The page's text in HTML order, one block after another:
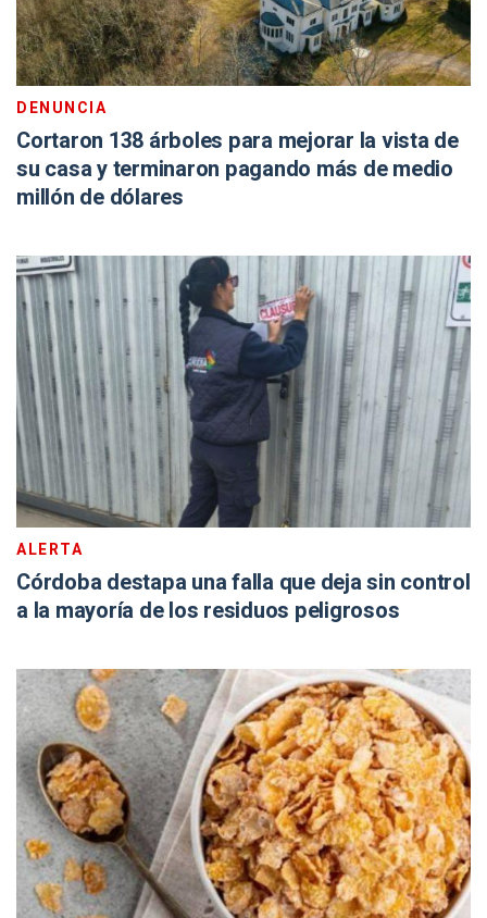
DENUNCIA
Cortaron 138 árboles para mejorar la vista de
su casa y terminaron pagando más de medio
millón de dólares
ALERTA
Córdoba destapa una falla que deja sin control
a la mayoría de los residuos peligrosos